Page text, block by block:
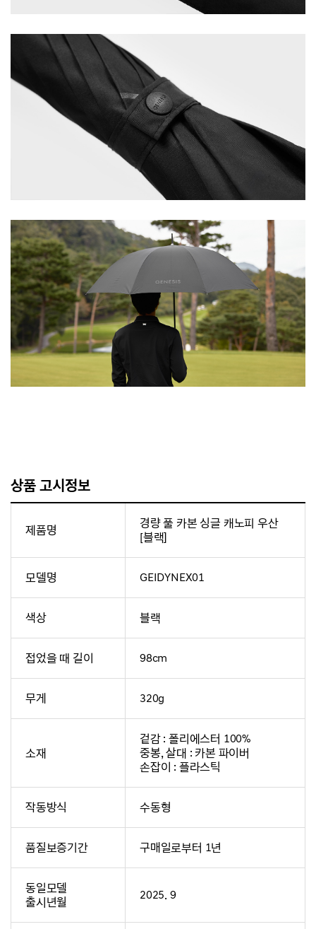
상품 고시정보
제품명
경량 풀 카본 싱글 캐노피 우산
[블랙]
모델명 GEIDYNEX01
색상 블랙
접었을 때 길이 98cm
무게 320g
소재
겉감 : 폴리에스터 100%
중봉, 살대 : 카본 파이버
손잡이 : 플라스틱
작동방식 수동형
품질보증기간 구매일로부터 1년
동일모델
출시년월
2025. 9